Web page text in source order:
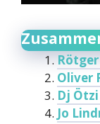
Oliver
Dj
Jo